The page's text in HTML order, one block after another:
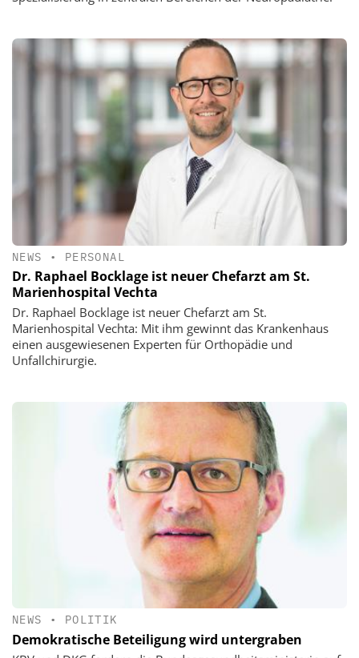
NEWS • PERSONAL
Dr. Raphael Bocklage ist neuer Chefarzt am St.
Marienhospital Vechta
Dr. Raphael Bocklage ist neuer Chefarzt am St.
Marienhospital Vechta: Mit ihm gewinnt das Krankenhaus
einen ausgewiesenen Experten für Orthopädie und
Unfallchirurgie.
NEWS • POLITIK
Demokratische Beteiligung wird untergraben